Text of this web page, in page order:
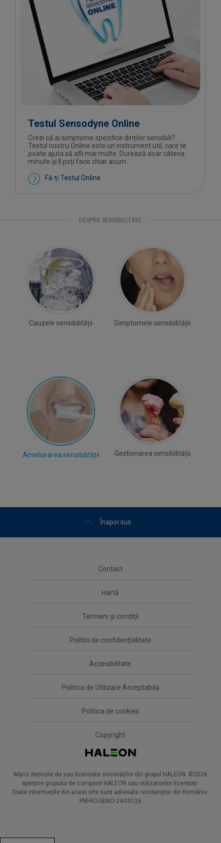
Testul Sensodyne Online
Crezi că ai simptome specifice dinților sensibili?
Testul nostru Online este un instrument util, care te
poate ajuta să afli mai multe. Durează doar câteva
minute și îl poți face chiar acum.
Fă-ți Testul Online
DESPRE SENSIBILITATE
Cauzele sensibilității Simptomele sensibilității
Ameliorarea sensibilității Gestionarea sensibilității
Înapoi sus
Contact
Hartă
Termeni şi condiţii
Politici de confidenţialitate
Accesibilitate
Politica de Utilizare Acceptabilă
Politica de cookies
Copyright
Mărci deținute de sau licențiate societăților din grupul HALEON. ©2026
aparține grupului de companii HALEON sau utilizatorilor licențiați.
Toate informaţiile din acest site sunt adresate rezidenţilor din România.
PM-RO-SENO-24-00126